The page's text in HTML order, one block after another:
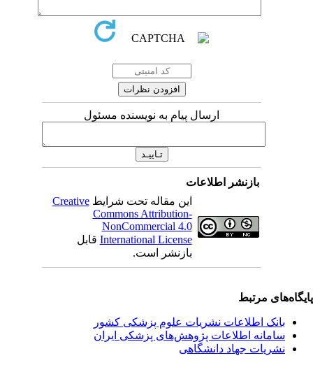
ارسال پیام به نویسنده مسئول
بازنشر اطلاعات
این مقاله تحت شرایطCreative
Commons Attribution-
NonCommercial 4.0
International Licenseقابل
بازنشر است.
مرتبط
بانک اطلاعات نشریات علوم پزشکی کشور
سامانه اطلاعات پژوهش‌های پزشکی ایران
نشریات جهاد دانشگاهی